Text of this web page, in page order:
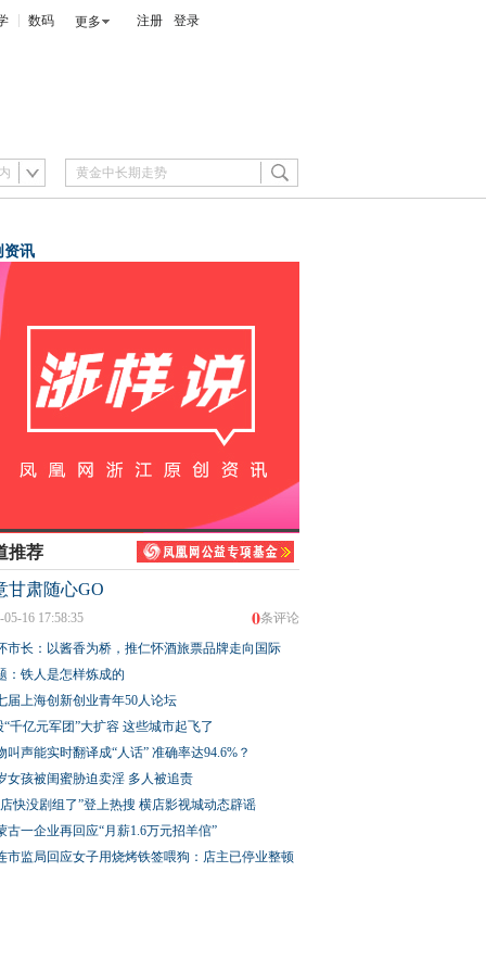
数码 更多 注册 登录
资讯
推荐
甘肃随心GO
0条评论
05-16 17:58:35
市长：以酱香为桥，推仁怀酒旅票品牌走向国际
：铁人是怎样炼成的
届上海创新创业青年50人论坛
“千亿元军团”大扩容 这些城市起飞了
叫声能实时翻译成“人话” 准确率达94.6%？
女孩被闺蜜胁迫卖淫 多人被追责
快没剧组了”登上热搜 横店影视城动态辟谣
古一企业再回应“月薪1.6万元招羊倌”
市监局回应女子用烧烤铁签喂狗：店主已停业整顿